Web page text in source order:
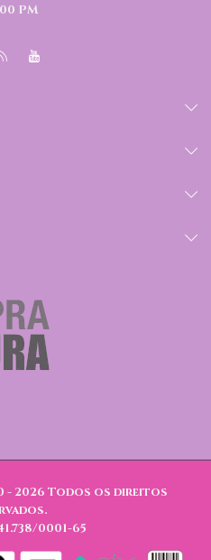
PM
- 2026 Todos os direitos
0001-65